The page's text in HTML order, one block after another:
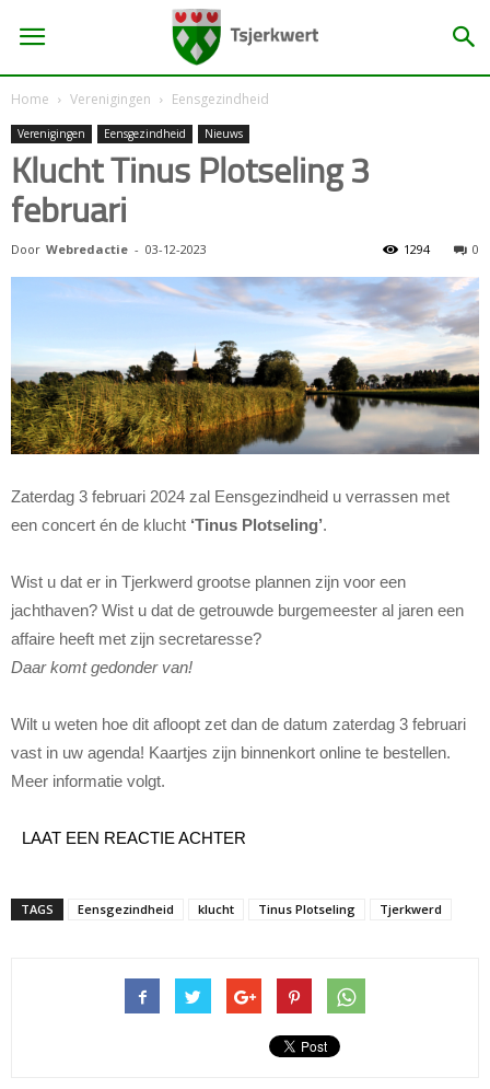
Home Verenigingen Eensgezindheid
Verenigingen Eensgezindheid Nieuws
Klucht Tinus Plotseling 3
februari
Door Webredactie - 03-12-2023 0
1294
Zaterdag 3 februari 2024 zal Eensgezindheid u verrassen met
een concert én de klucht ‘Tinus Plotseling’.
Wist u dat er in Tjerkwerd grootse plannen zijn voor een
jachthaven? Wist u dat de getrouwde burgemeester al jaren een
affaire heeft met zijn secretaresse?
Daar komt gedonder van!
Wilt u weten hoe dit afloopt zet dan de datum zaterdag 3 februari
vast in uw agenda! Kaartjes zijn binnenkort online te bestellen.
Meer informatie volgt.
LAAT EEN REACTIE ACHTER
TAGS Eensgezindheid klucht Tinus Plotseling Tjerkwerd